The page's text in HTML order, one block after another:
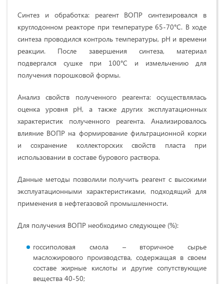
Синтез и обработка: реагент ВОПР синтезировался в
круглодонном реакторе при температуре 65-70°C. В ходе
синтеза проводился контроль температуры, pH и времени
реакции. После завершения синтеза, материал
подвергался сушке при 100°C и измельчению для
получения порошковой формы.
Анализ свойств полученного реагента: осуществлялась
оценка уровня pH, а также других эксплуатационных
характеристик полученного реагента. Анализировалось
влияние ВОПР на формирование фильтрационной корки
и сохранение коллекторских свойств пласта при
использовании в составе бурового раствора.
Данные методы позволили получить реагент с высокими
эксплуатационными характеристиками, подходящий для
применения в нефтегазовой промышленности.
Для получения ВОПР необходимо следующее (%):
госсиполовая смола – вторичное сырье
масложирового производства, содержащая в своем
составе жирные кислоты и другие сопутствующие
вещества 40-50;